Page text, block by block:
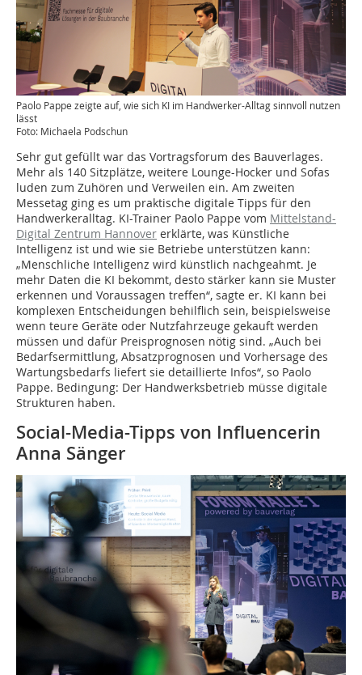
Paolo Pappe zeigte auf, wie sich KI im Handwerker-Alltag sinnvoll nutzen
lässt
Foto: Michaela Podschun
Sehr gut gefüllt war das Vortragsforum des Bauverlages.
Mehr als 140 Sitzplätze, weitere Lounge-Hocker und Sofas
luden zum Zuhören und Verweilen ein. Am zweiten
Messetag ging es um praktische digitale Tipps für den
Handwerkeralltag. KI-Trainer Paolo Pappe vom Mittelstand-
Digital Zentrum Hannover erklärte, was Künstliche
Intelligenz ist und wie sie Betriebe unterstützen kann:
„Menschliche Intelligenz wird künstlich nachgeahmt. Je
mehr Daten die KI bekommt, desto stärker kann sie Muster
erkennen und Voraussagen treffen“, sagte er. KI kann bei
komplexen Entscheidungen behilflich sein, beispielsweise
wenn teure Geräte oder Nutzfahrzeuge gekauft werden
müssen und dafür Preisprognosen nötig sind. „Auch bei
Bedarfsermittlung, Absatzprognosen und Vorhersage des
Wartungsbedarfs liefert sie detaillierte Infos“, so Paolo
Pappe. Bedingung: Der Handwerksbetrieb müsse digitale
Strukturen haben.
Social-Media-Tipps von Influencerin
Anna Sänger